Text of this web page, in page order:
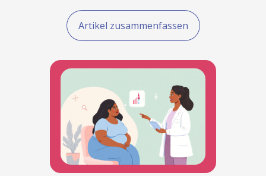
Artikel zusammenfassen